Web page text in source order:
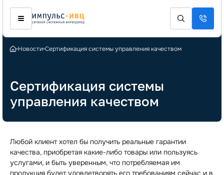
Новости Сертификация системы управления качеством
Сертификация системы
управления качеством
Любой клиент хотел бы получить реальные гарантии
качества, приобретая какие-либо товары или пользуясь
услугами, и быть уверенным, что потребляемая им
продукция будет удовлетворять его требованиям сейчас и в